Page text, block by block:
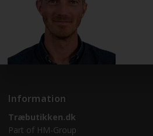
Information
Træbutikken.dk
Part of HM-Group